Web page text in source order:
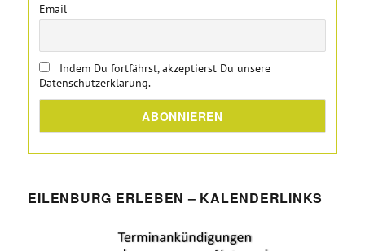
Email
Indem Du fortfährst, akzeptierst Du unsere
Datenschutzerklärung.
EILENBURG ERLEBEN – KALENDERLINKS